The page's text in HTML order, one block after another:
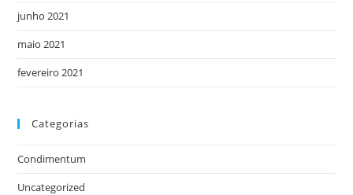
junho 2021
maio 2021
fevereiro 2021
Categorias
Condimentum
Uncategorized